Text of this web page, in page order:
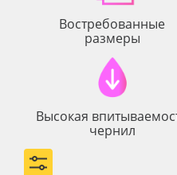
Вспененный ПВХ
Заготовки для сувениров
Востребованные
размеры
Высокая
чернил
Производитель
Торговая марка
Назначение
Доступность